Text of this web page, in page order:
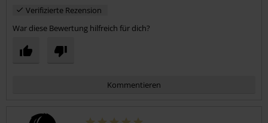
Verifizierte Rezension
War diese Bewertung hilfreich für dich?
Kommentieren